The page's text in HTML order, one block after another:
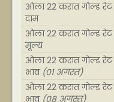
ओला 22 करात गोल्ड
दाम
ओला 22 करात गोल्ड
मूल्य
ओला 22 करात गोल्ड
भाव (01 अगस्त)
ओला 22 करात गोल्ड
भाव (08 अगस्त)